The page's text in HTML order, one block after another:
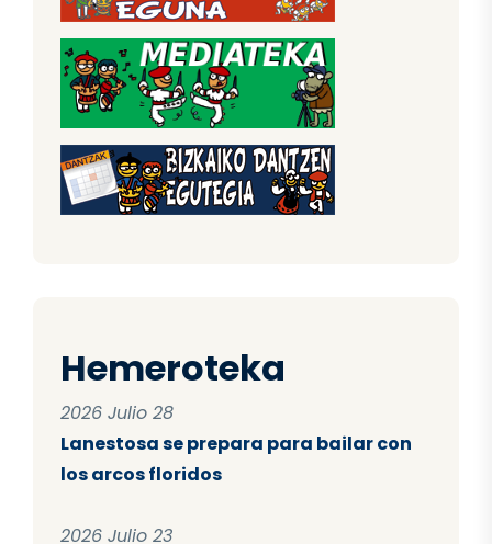
Hemeroteka
2026 Julio 28
Lanestosa se prepara para bailar con
los arcos floridos
2026 Julio 23